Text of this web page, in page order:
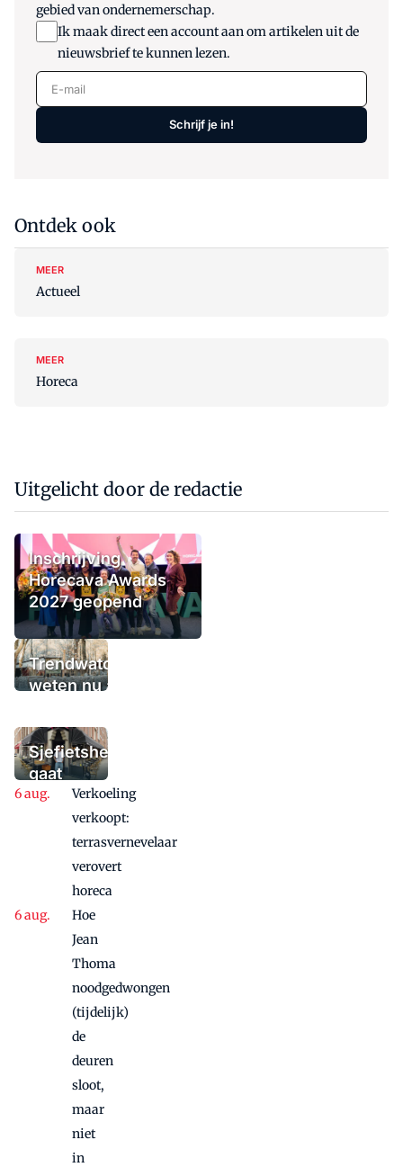
gebied van ondernemerschap.
Ik maak direct een account aan om artikelen uit de
nieuwsbrief te kunnen lezen.
E-mail
Schrijf je in!
Ontdek ook
MEER
Actueel
MEER
Horeca
Uitgelicht door de redactie
Inschrijving
Horecava Awards
2027 geopend
Trendwatchers
weten nu al wat
moet bieden:
'Iedere dag een
waaaaaanzinnige
aanbieding'
Sjefietshe
gaat
vanwege
succes
maandje
Verkoeling
verkoopt:
terrasvernevelaar
verovert
horeca
Hoe
Jean
Thoma
noodgedwongen
(tijdelijk)
de
deuren
sloot,
maar
niet
in